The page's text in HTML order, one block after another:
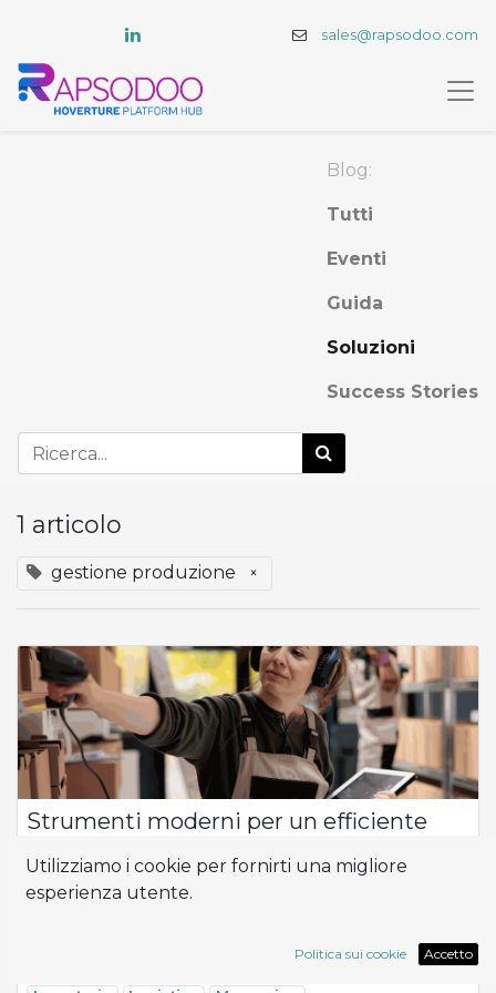
sales@rapsodoo.com
Blog:
Tutti
Eventi
Guida
Soluzioni
Success Stories
1 articolo
gestione produzione ×
Strumenti moderni per un efficiente
magazzino.
Flusso del prodotto Come posso ottimizzare l'efficienza e la
quando si tratta di controllo dell'inventario e logistica? Al
Utilizziamo i cookie per fornirti una migliore
esperienza utente.
Politica sui cookie Accetto